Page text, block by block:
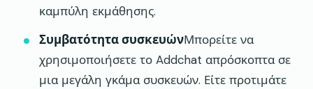
καμπύλη εκμάθησης.
Συμβατότητα συσκευώνΜπορείτε να
χρησιμοποιήσετε το Addchat απρόσκοπτα σε
μια μεγάλη γκάμα συσκευών. Είτε προτιμάτε